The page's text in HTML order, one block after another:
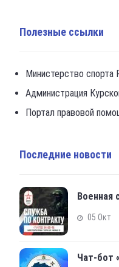
Полезные ссылки
Министерство спорта
Администрация
Портал правовой
Последние новости
Военная
05 Окт
Чат-бот